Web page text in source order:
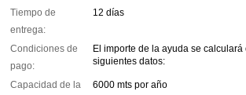
Tiempo de
entrega:
12 días
Condiciones de
pago:
El importe de la ayuda se
siguientes datos:
Capacidad de la
6000 mts por año